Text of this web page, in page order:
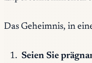
Das Geheimnis, in
Seien Sie